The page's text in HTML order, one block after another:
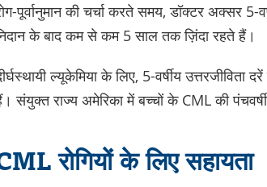
पूर्वानुमान की चर्चा करते समय, डॉक्टर अक्सर 5-
के बाद कम से कम 5 साल तक ज़िंदा रहते हैं।
ल्यूकेमिया के लिए, 5-वर्षीय
संयुक्त राज्य अमेरिका में बच्चों के CML की
रोगियों के लिए सहायता